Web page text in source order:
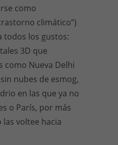
como
climático”)
todos los gustos:
3D que
como Nueva Delhi
nubes de esmog,
en las que ya no
o París, por más
las voltee hacia